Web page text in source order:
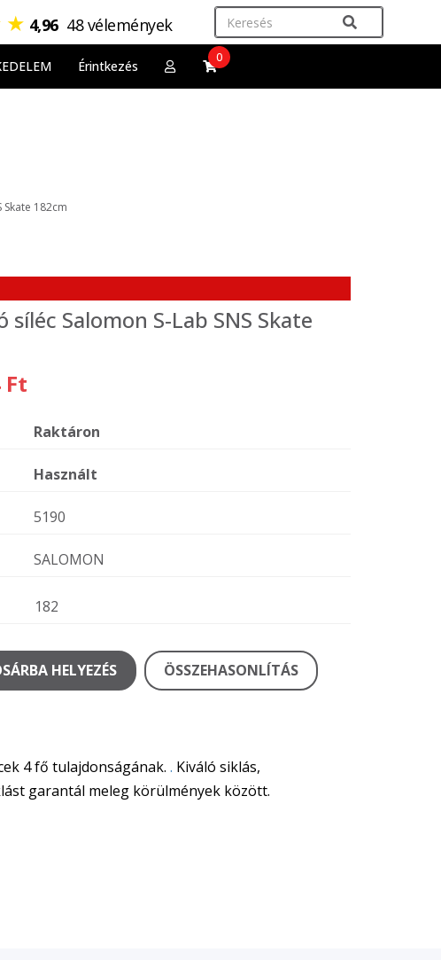
★ 4,96 48 vélemények
Érintkezés
0
Skate 182cm
Salomon S-Lab SNS Skate
Ft
Raktáron
Használt
5190
SALOMON
182
HELYEZÉS ÖSSZEHASONLÍTÁS
4 fő tulajdonságának. . Kiváló siklás,
garantál meleg körülmények között.